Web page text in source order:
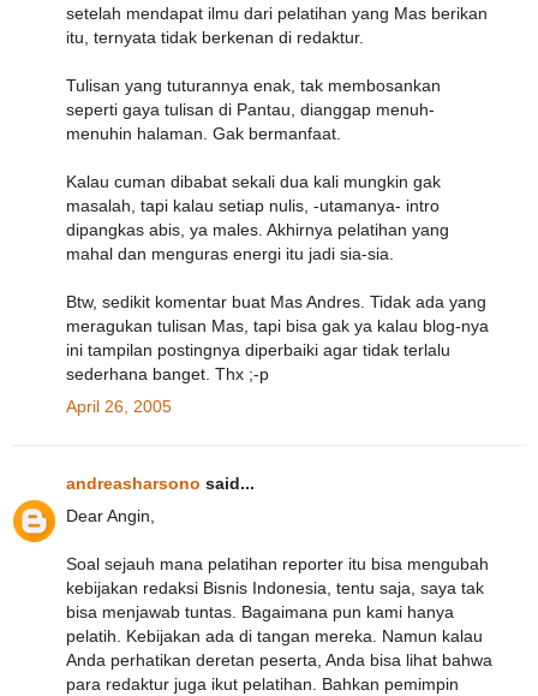
setelah mendapat ilmu dari pelatihan yang Mas berikan
itu, ternyata tidak berkenan di redaktur.
Tulisan yang tuturannya enak, tak membosankan
seperti gaya tulisan di Pantau, dianggap menuh-
menuhin halaman. Gak bermanfaat.
Kalau cuman dibabat sekali dua kali mungkin gak
masalah, tapi kalau setiap nulis, -utamanya- intro
dipangkas abis, ya males. Akhirnya pelatihan yang
mahal dan menguras energi itu jadi sia-sia.
Btw, sedikit komentar buat Mas Andres. Tidak ada yang
meragukan tulisan Mas, tapi bisa gak ya kalau blog-nya
ini tampilan postingnya diperbaiki agar tidak terlalu
sederhana banget. Thx ;-p
April 26, 2005
andreasharsono said...
Dear Angin,
Soal sejauh mana pelatihan reporter itu bisa mengubah
kebijakan redaksi Bisnis Indonesia, tentu saja, saya tak
bisa menjawab tuntas. Bagaimana pun kami hanya
pelatih. Kebijakan ada di tangan mereka. Namun kalau
Anda perhatikan deretan peserta, Anda bisa lihat bahwa
para redaktur juga ikut pelatihan. Bahkan pemimpin